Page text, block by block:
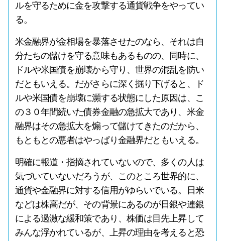
ルを守るために金を攻撃する通貨戦争をやってい
る。
米金融界が金相場を暴落させたのなら、それは自
分たちの儲けを守る意味もあるものの、同時に、
ドルや米国債を崩壊から守り、世界の混乱を防い
だともいえる。だがさらに深く掘り下げると、ド
ルや米国債を崩壊に瀕する状態にした原因は、こ
の３０年間続いた債券金融の急拡大であり、米金
融界はその急拡大を煽って儲けてきたのだから、
もともとの悪者はやっぱり金融界だともいえる。
明確に報道・指摘されていないので、多くの人は
気づいていないだろうが、このところ世界的に、
通貨や金融界に対する信用がゆらいでいる。日米
などは株高だが、その背景にあるのが日銀や連銀
による過激な緩和策であり、株価は目先上昇して
みんな浮かれているが、上昇の理由を考えると恐